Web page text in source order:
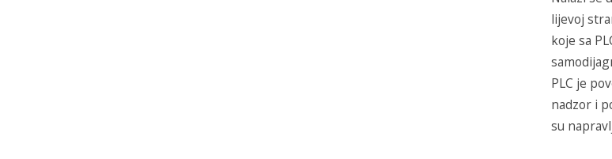
lijevoj
koje sa
PLC je
nadzor i
su